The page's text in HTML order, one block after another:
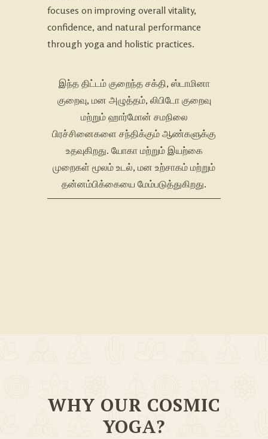
focuses on improving overall vitality,
confidence, and natural performance
through yoga and holistic practices.
இந்த திட்டம் குறைந்த சக்தி, ஸ்டாமினா
குறைவு, மன அழுத்தம், லிபிடோ குறைவு
மற்றும் ஹார்மோன் சமநிலை
பிரச்சினைகளை சந்திக்கும் ஆண்களுக்கு
உதவுகிறது. யோகா மற்றும் இயற்கை
முறைகள் மூலம் உடல், மன உற்சாகம் மற்றும்
தன்னம்பிக்கையை மேம்படுத்துகிறது.
WHY OUR COSMIC
YOGA?